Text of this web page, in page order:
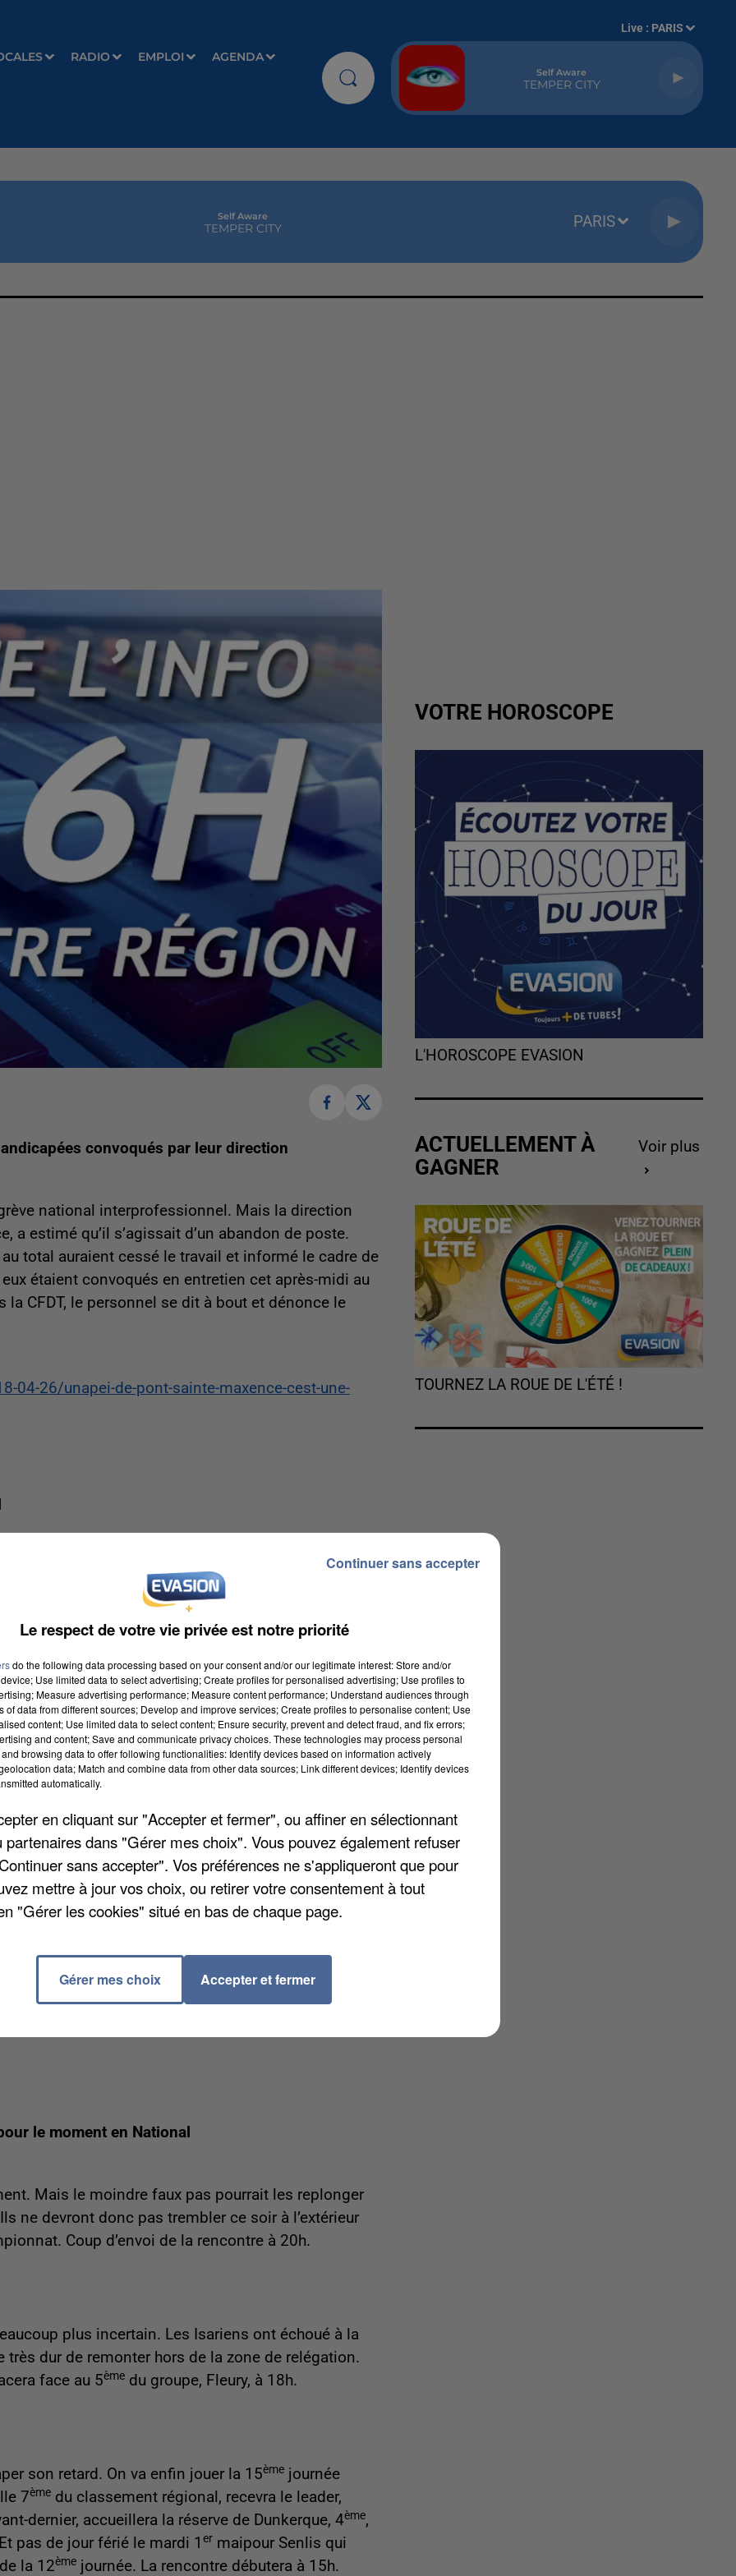
RADIO EMPLOI AGENDA
Live : PARIS
Self Aware
TEMPER CITY
Self Aware
TEMPER CITY PARIS
convoqués par leur direction
national interprofessionnel. Mais la direction
a estimé qu’il s’agissait d’un abandon de poste.
total auraient cessé le travail et informé le cadre de
étaient convoqués en entretien cet après-midi au
la CFDT, le personnel se dit à bout et dénonce le
26/unapei-de-pont-sainte-maxence-cest-une-
110 de Creil va organiser son Smart Challenge.
aussi en forêt d'Halatte et au Fort de
du secteur privé comme du public seront
à renforcer la qualité de management et de
Au programme : des courses d'orientation, des
Les inscriptions sont ouvertes jusqu'à lundi
aérienne 110 » ou par mail :
ses producteurs
Comme chaque année, la communauté
les produits, le terroir et la richesse de la culture
artisans des Hauts-de-France pour y participer. Les
ou écrivez à l’adresse mail
le moment en National
Mais le moindre faux pas pourrait les replonger
ne devront donc pas trembler ce soir à l’extérieur
Coup d’envoi de la rencontre à 20h.
plus incertain. Les Isariens ont échoué à la
très dur de remonter hors de la zone de relégation.
face au 5ème du groupe, Fleury, à 18h.
son retard. On va enfin jouer la 15ème journée
7ème du classement régional, recevra le leader,
dernier, accueillera la réserve de Dunkerque, 4ème,
pas de jour férié le mardi 1 er maipour Senlis qui
la 12ème journée. La rencontre débutera à 15h.
VOTRE HOROSCOPE
L'HOROSCOPE EVASION
ACTUELLEMENT À
GAGNER
Voir plus
TOURNEZ LA ROUE DE L'ÉTÉ !
Le respect de votre vie privée est notre priorité
do the following data processing based on your consent and/or our legitimate interest: Store and/or
Use limited data to select advertising; Create profiles for personalised advertising; Use profiles to
Measure advertising performance; Measure content performance; Understand audiences through
of data from different sources; Develop and improve services; Create profiles to personalise content; Use
content; Use limited data to select content; Ensure security, prevent and detect fraud, and fix errors;
and content; Save and communicate privacy choices. These technologies may process personal
browsing data to offer following functionalities: Identify devices based on information actively
data; Match and combine data from other data sources; Link different devices; Identify devices
automatically.
en cliquant sur "Accepter et fermer", ou affiner en sélectionnant
partenaires dans "Gérer mes choix". Vous pouvez également refuser
sans accepter". Vos préférences ne s'appliqueront que pour
mettre à jour vos choix, ou retirer votre consentement à tout
"Gérer les cookies" situé en bas de chaque page.
Gérer mes choix Accepter et fermer
Continuer sans accepter